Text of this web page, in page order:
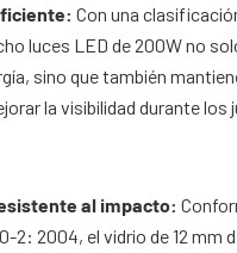
Con una
luces LED de 200W no
sino que también
la visibilidad durante los
al impacto:
2: 2004, el vidrio de 12 mm